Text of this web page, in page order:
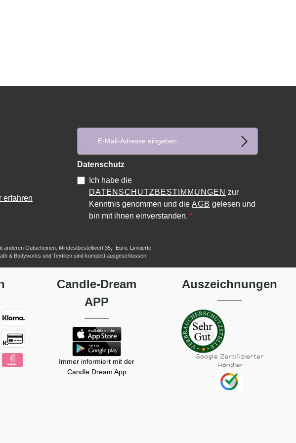
erfahren
Datenschutz
Ich habe die
DATENSCHUTZBESTIMMUNGEN zur
Kenntnis genommen und die AGB gelesen und
bin mit ihnen einverstanden. *
Gutscheinen. Mindestbestellwert 35,- Euro. Limitierte
& Bodyworks und Textilien sind komplett ausgeschlossen.
Candle-Dream
APP
Immer informiert mit der
Candle Dream App
Auszeichnungen